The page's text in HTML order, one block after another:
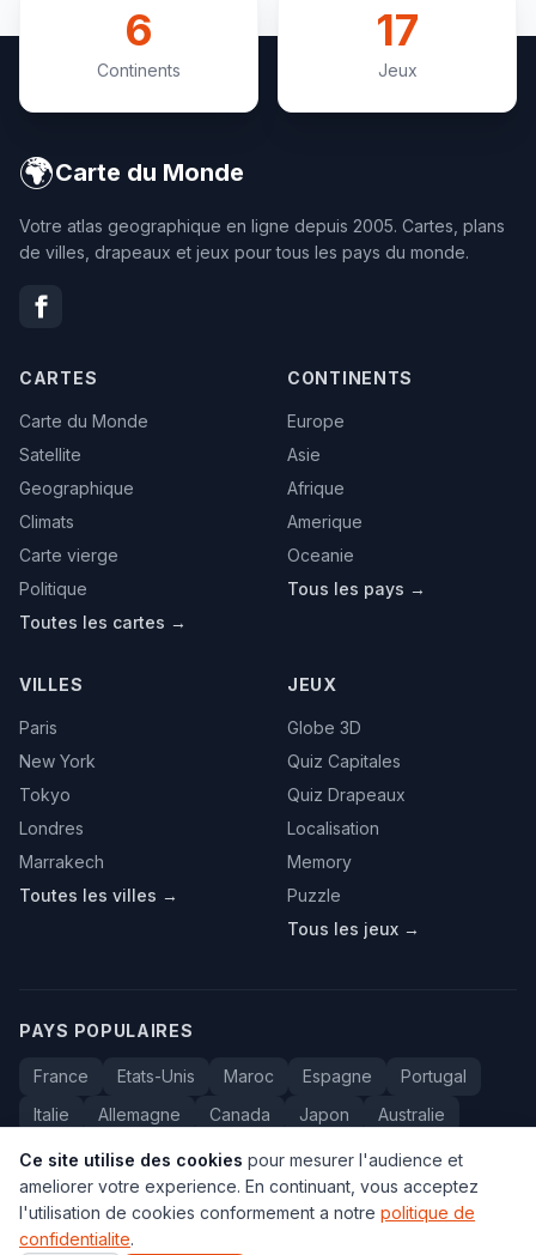
6
Continents
17
Jeux
🌍Carte du Monde
Votre atlas geographique en ligne depuis 2005. Cartes, plans
de villes, drapeaux et jeux pour tous les pays du monde.
CARTES
Carte du Monde
Satellite
Geographique
Climats
Carte vierge
Politique
Toutes les cartes →
CONTINENTS
Europe
Asie
Afrique
Amerique
Oceanie
Tous les pays →
VILLES
Paris
New York
Tokyo
Londres
Marrakech
Toutes les villes →
JEUX
Globe 3D
Quiz Capitales
Quiz Drapeaux
Localisation
Memory
Puzzle
Tous les jeux →
PAYS POPULAIRES
France Etats-Unis Maroc Espagne
Portugal
Italie
Allemagne Canada Japon
Australie
Bresil
Algerie Tunisie Belgique Drapeaux
© 2005-2026 Carte du Monde. Tous droits reserves.
Ce site utilise des cookies pour mesurer l'audience et
ameliorer votre experience. En continuant, vous acceptez
l'utilisation de cookies conformement a notre politique de
confidentialite.